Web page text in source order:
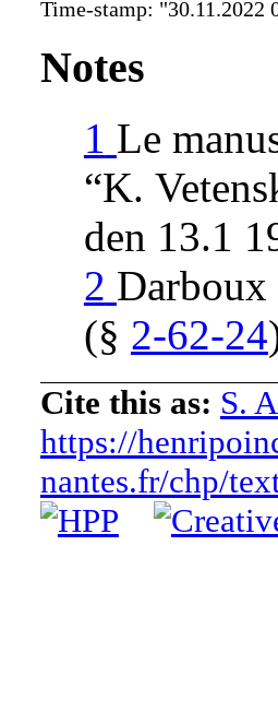
Time-stamp: "30.11.2022
Notes
1 Le
“K.
den 13.1
2 Darboux
(§ 2-62-24
Cite this as: S.
https://
nantes.fr/chp/